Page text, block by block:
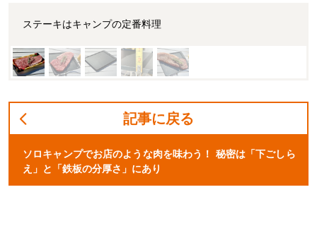
ステーキはキャンプの定番料理
記事に戻る
ソロキャンプでお店のような肉を味わう！ 秘密は「下ごしら
え」と「鉄板の分厚さ」にあり